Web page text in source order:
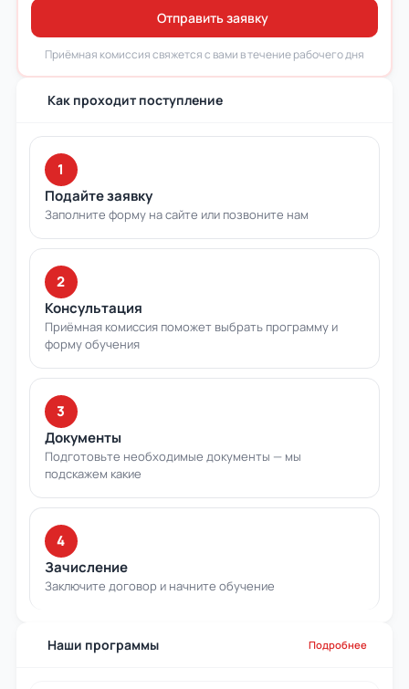
Отправить заявку
Приёмная комиссия свяжется с вами в течение рабочего дня
Как проходит поступление
1
Подайте заявку
Заполните форму на сайте или позвоните нам
2
Консультация
Приёмная комиссия поможет выбрать программу и
форму обучения
3
Документы
Подготовьте необходимые документы — мы
подскажем какие
4
Зачисление
Заключите договор и начните обучение
Наши программы Подробнее